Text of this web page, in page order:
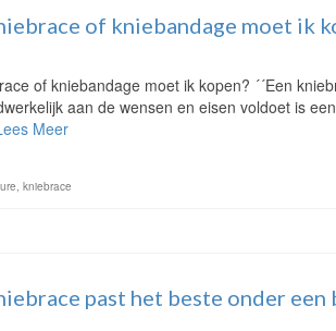
of kniebandage moet ik
of kniebandage moet ik kopen? ´´Een
aan de wensen en eisen voldoet is
Meer
, kniebrace
past het beste onder een